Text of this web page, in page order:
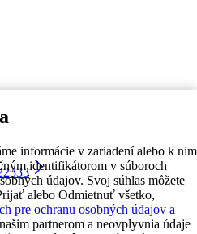
informácie v zariadení alebo k nim
identifikátorom v súboroch
údajov. Svoj súhlas môžete
alebo Odmietnuť všetko,
pre ochranu osobných údajov a
partnerom a neovplyvnia údaje